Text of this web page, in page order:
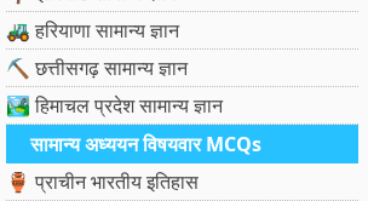
🚜 हरियाणा सामान्य ज्ञान
⛏️ छत्तीसगढ़ सामान्य ज्ञान
🏞️ हिमाचल प्रदेश सामान्य ज्ञान
सामान्य अध्ययन विषयवार MCQs
🏺 प्राचीन भारतीय इतिहास